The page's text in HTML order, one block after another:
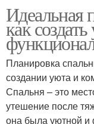
Мебели в
Уютная
Идеальная
как
Планировка
создании уюта и
Спальня – это
утешение после
она была уютной и